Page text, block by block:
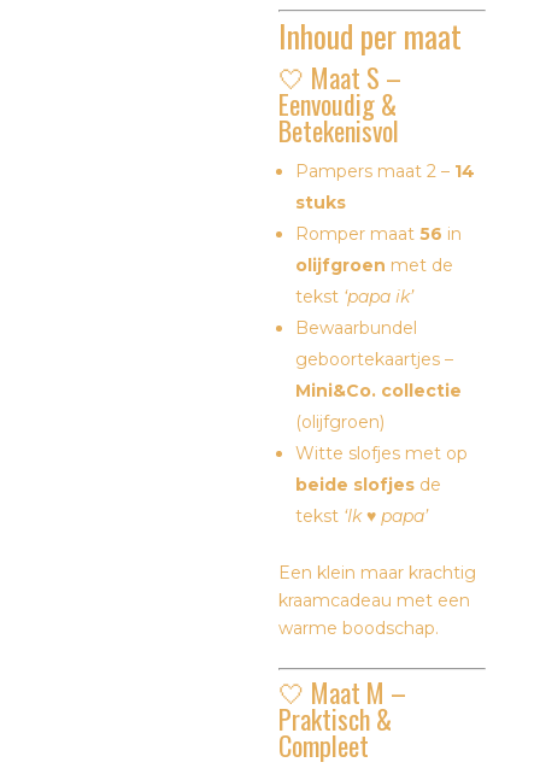
Inhoud per maat
🤍 Maat S –
Eenvoudig &
Betekenisvol
Pampers maat 2 – 14
stuks
Romper maat56 in
olijfgroen met de
tekst ‘papa ik’
Bewaarbundel
geboortekaartjes –
Mini&Co. collectie
(olijfgroen)
Witte slofjes met op
beide slofjes de
tekst ‘Ik ♥ papa’
Een klein maar krachtig
kraamcadeau met een
warme boodschap.
🤍 Maat M –
Praktisch &
Compleet